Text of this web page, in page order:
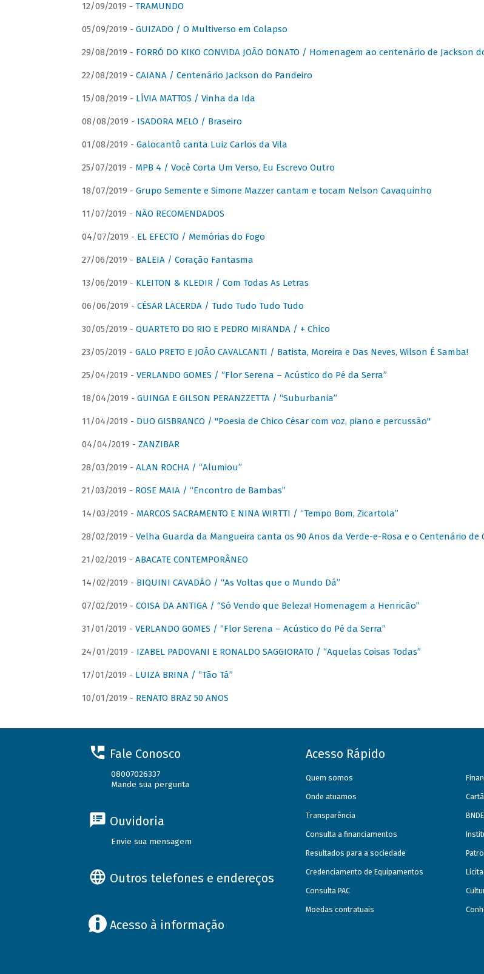
12/09/2019 - TRAMUNDO
05/09/2019 - GUIZADO / O Multiverso em Colapso
29/08/2019 - FORRÓ DO KIKO CONVIDA JOÃO DONATO / Homenagem ao centenário de Jackson
22/08/2019 - CAIANA / Centenário Jackson do Pandeiro
15/08/2019 - LÍVIA MATTOS / Vinha da Ida
08/08/2019 - ISADORA MELO / Braseiro
01/08/2019 - Galocantô canta Luiz Carlos da Vila
25/07/2019 - MPB 4 / Você Corta Um Verso, Eu Escrevo Outro
18/07/2019 - Grupo Semente e Simone Mazzer cantam e tocam Nelson Cavaquinho
11/07/2019 - NÃO RECOMENDADOS
04/07/2019 - EL EFECTO / Memórias do Fogo
27/06/2019 - BALEIA / Coração Fantasma
13/06/2019 - KLEITON & KLEDIR / Com Todas As Letras
06/06/2019 - CÉSAR LACERDA / Tudo Tudo Tudo Tudo
30/05/2019 - QUARTETO DO RIO E PEDRO MIRANDA / + Chico
23/05/2019 - GALO PRETO E JOÃO CAVALCANTI / Batista, Moreira e Das Neves, Wilson É Samba!
25/04/2019 - VERLANDO GOMES / “Flor Serena – Acústico do Pé da Serra”
18/04/2019 - GUINGA E GILSON PERANZZETTA / “Suburbania”
11/04/2019 - DUO GISBRANCO / "Poesia de Chico César com voz, piano e percussão"
04/04/2019 - ZANZIBAR
28/03/2019 - ALAN ROCHA / “Alumiou”
21/03/2019 - ROSE MAIA / “Encontro de Bambas”
14/03/2019 - MARCOS SACRAMENTO E NINA WIRTTI / “Tempo Bom, Zicartola”
28/02/2019 - Velha Guarda da Mangueira canta os 90 Anos da Verde-e-Rosa e o Centenário de
21/02/2019 - ABACATE CONTEMPORÂNEO
14/02/2019 - BIQUINI CAVADÃO / “As Voltas que o Mundo Dá”
07/02/2019 - COISA DA ANTIGA / “Só Vendo que Beleza! Homenagem a Henricão”
31/01/2019 - VERLANDO GOMES / “Flor Serena – Acústico do Pé da Serra”
24/01/2019 - IZABEL PADOVANI E RONALDO SAGGIORATO / “Aquelas Coisas Todas”
17/01/2019 - LUIZA BRINA / “Tão Tá”
10/01/2019 - RENATO BRAZ 50 ANOS
Fale Conosco
08007026337
Mande sua pergunta
Ouvidoria
Envie sua mensagem
Outros telefones e endereços
Acesso à informação
Acesso Rápido
Quem somos
Onde atuamos
Transparência
Consulta a financiamentos
Resultados para a sociedade
Credenciamento de Equipamentos
Consulta PAC
Moedas contratuais